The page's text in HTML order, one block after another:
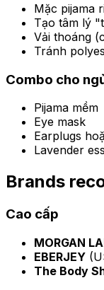
Mặc pijama
Tạo tâm lý
Vải thoáng
Tránh
Combo cho
Pijama mềm
Eye mask
Earplugs
Lavender
Brands
Cao cấp
MORGAN
EBERJEY
The Body